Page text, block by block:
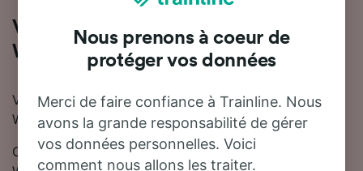
Voyager en train de Munich Hbf à
Wien Westbahnhof
Vous souhaitez voyager de Munich Hbf à Wien
Westbahnhof en train ? Vous êtes au bon endroit !
On estime que le trajet en train entre Munich Hbf et
Nous prenons à coeur de
protéger vos données
Merci de faire confiance à Trainline. Nous
avons la grande responsabilité de gérer
vos données personnelles. Voici
comment nous allons les traiter.